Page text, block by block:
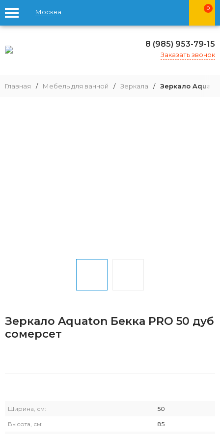
Москва 0
8 (985) 953-79-15
Заказать звонок
Главная / Мебель для ванной / Зеркала / Зеркало
Зеркало Aquaton Бекка PRO 50 дуб
сомерсет
Ширина, см: 50
Высота, см: 85